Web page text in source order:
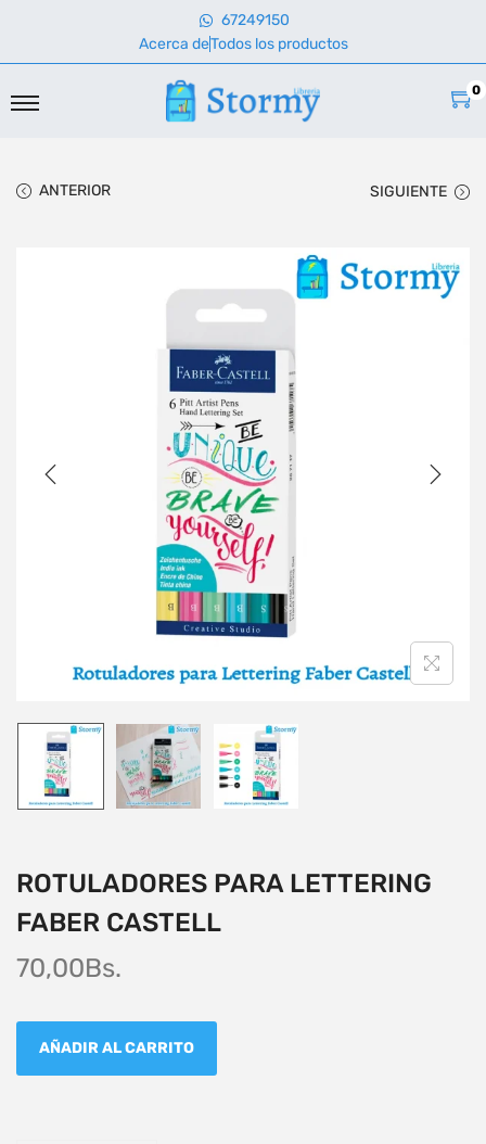
67249150
Acerca deTodos los productos
0
ANTERIOR SIGUIENTE
ROTULADORES PARA LETTERING
FABER CASTELL
70,00Bs.
AÑADIR AL CARRITO